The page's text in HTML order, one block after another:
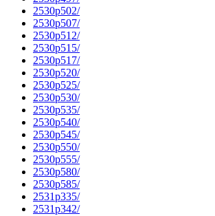
2530p502/
2530p507/
2530p512/
2530p515/
2530p517/
2530p520/
2530p525/
2530p530/
2530p535/
2530p540/
2530p545/
2530p550/
2530p555/
2530p580/
2530p585/
2531p335/
2531p342/